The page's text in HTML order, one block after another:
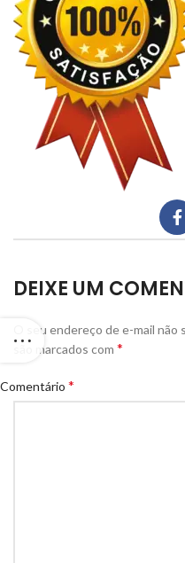
DEIXE UM
O seu endereço de e-mail não
são marcados com *
Comentário *